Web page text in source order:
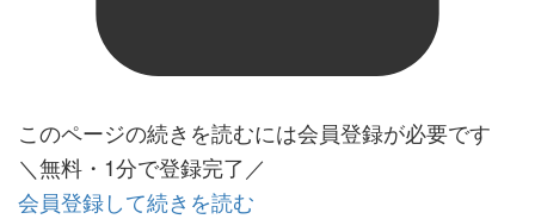
このページの続きを読むには会員登録が必要です
＼無料・1分で登録完了／
会員登録して続きを読む